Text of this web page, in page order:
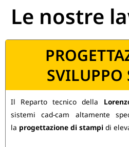
Le nostre
SVILUPPO
Il Reparto tecnico della
sistemi cad-cam altamente
la progettazione di stampi di